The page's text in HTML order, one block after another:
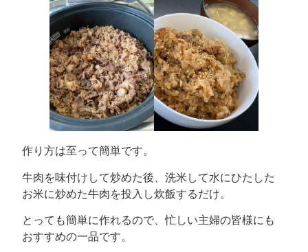
作り方は至って簡単です。
牛肉を味付けして炒めた後、洗米して水にひたした
お米に炒めた牛肉を投入し炊飯するだけ。
とっても簡単に作れるので、忙しい主婦の皆様にも
おすすめの一品です。